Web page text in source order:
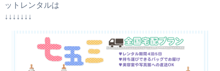
ットレンタルは
↓↓↓↓↓↓↓